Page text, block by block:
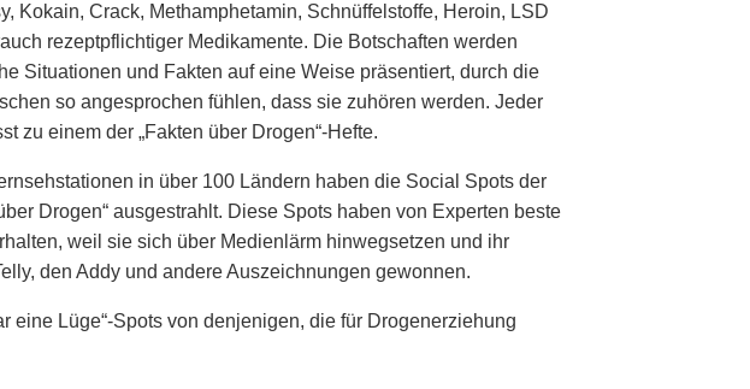
Kokain, Crack, Methamphetamin, Schnüffelstoffe, Heroin, LSD
rezeptpflichtiger Medikamente. Die Botschaften werden
Situationen und Fakten auf eine Weise präsentiert, durch die
so angesprochen fühlen, dass sie zuhören werden. Jeder
zu einem der „Fakten über Drogen“-Hefte.
in über 100 Ländern haben die Social Spots der
Drogen“ ausgestrahlt. Diese Spots haben von Experten beste
weil sie sich über Medienlärm hinwegsetzen und ihr
den Addy und andere Auszeichnungen gewonnen.
eine Lüge“-Spots von denjenigen, die für Drogenerziehung